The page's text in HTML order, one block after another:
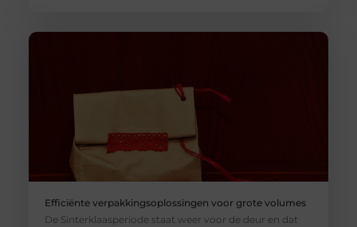
Efficiënte verpakkingsoplossingen voor grote volumes
De Sinterklaasperiode staat weer voor de deur en dat